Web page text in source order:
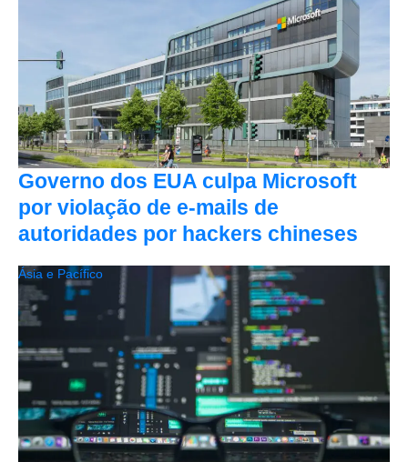
Governo dos EUA culpa Microsoft
por violação de e-mails de
autoridades por hackers chineses
Ásia e Pacífico